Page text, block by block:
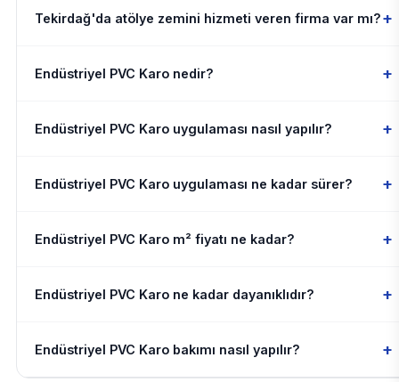
Tekirdağ'da atölye zemini hizmeti veren firma var mı?+
Endüstriyel PVC Karo nedir? +
Endüstriyel PVC Karo uygulaması nasıl yapılır? +
Endüstriyel PVC Karo uygulaması ne kadar sürer? +
Endüstriyel PVC Karo m² fiyatı ne kadar? +
Endüstriyel PVC Karo ne kadar dayanıklıdır? +
Endüstriyel PVC Karo bakımı nasıl yapılır? +